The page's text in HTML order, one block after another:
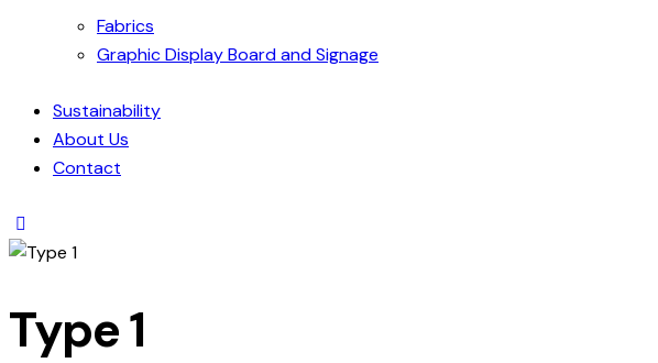
Fabrics
Graphic Display Board and Signage
Sustainability
About Us
Contact
Type 1